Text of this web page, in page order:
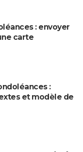
: envoyer
carte
:
et modèle de